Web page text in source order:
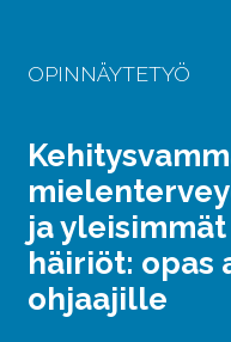
OPINNÄYTETYÖ
ja
häiriöt: opas
ohjaajille